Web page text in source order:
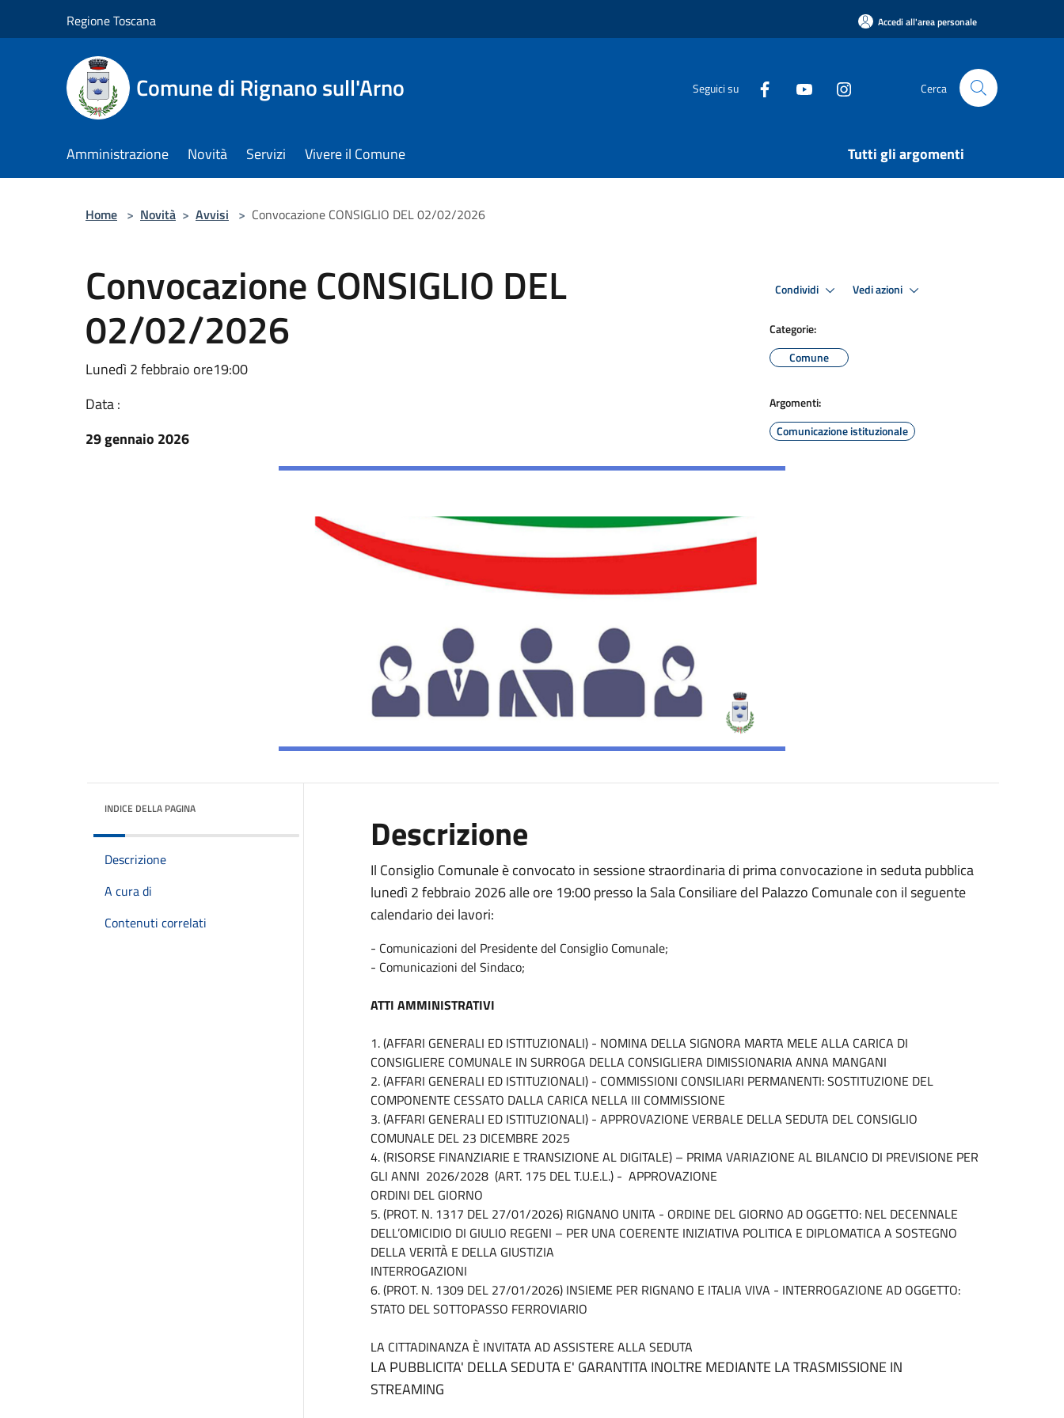
Regione Toscana Accedi all'area personale
Comune di Rignano sull'Arno Seguici su Cerca
Amministrazione Novità Servizi Vivere il Comune Tutti gli argomenti
Home > Novità > Avvisi > Convocazione CONSIGLIO DEL 02/02/2026
Convocazione CONSIGLIO DEL
02/02/2026
Lunedì 2 febbraio ore19:00
Data :
29 gennaio 2026
Condividi Vedi azioni
Categorie:
Comune
Argomenti:
Comunicazione istituzionale
INDICE DELLA PAGINA
Descrizione
A cura di
Contenuti correlati
Descrizione
Il Consiglio Comunale è convocato in sessione straordinaria di prima convocazione in seduta pubblica
lunedì2 febbraio 2026alle ore 19:00 presso la Sala Consiliare del Palazzo Comunale con il seguente
calendario dei lavori:
- Comunicazioni del Presidente del Consiglio Comunale;
- Comunicazioni del Sindaco;
ATTI AMMINISTRATIVI
1. (AFFARI GENERALI ED ISTITUZIONALI) - NOMINA DELLA SIGNORA MARTA MELE ALLA CARICA DI
CONSIGLIERE COMUNALE IN SURROGA DELLA CONSIGLIERA DIMISSIONARIA ANNA MANGANI
2. (AFFARI GENERALI ED ISTITUZIONALI) - COMMISSIONI CONSILIARI PERMANENTI: SOSTITUZIONE DEL
COMPONENTE CESSATO DALLA CARICA NELLA III COMMISSIONE
3. (AFFARI GENERALI ED ISTITUZIONALI) - APPROVAZIONE VERBALE DELLA SEDUTA DEL CONSIGLIO
COMUNALE DEL 23 DICEMBRE 2025
4. (RISORSE FINANZIARIE E TRANSIZIONE AL DIGITALE) – PRIMA VARIAZIONE AL BILANCIO DI PREVISIONE PER
GLI ANNI 2026/2028 (ART. 175 DEL T.U.E.L.) - APPROVAZIONE
ORDINI DEL GIORNO
5. (PROT. N. 1317 DEL 27/01/2026) RIGNANO UNITA - ORDINE DEL GIORNO AD OGGETTO: NEL DECENNALE
DELL’OMICIDIO DI GIULIO REGENI – PER UNA COERENTE INIZIATIVA POLITICA E DIPLOMATICA A SOSTEGNO
DELLA VERITÀ E DELLA GIUSTIZIA
INTERROGAZIONI
6. (PROT. N. 1309 DEL 27/01/2026) INSIEME PER RIGNANO E ITALIA VIVA - INTERROGAZIONE AD OGGETTO:
STATO DEL SOTTOPASSO FERROVIARIO
LA CITTADINANZA È INVITATA AD ASSISTERE ALLA SEDUTA
LA PUBBLICITA' DELLA SEDUTA E' GARANTITA INOLTRE MEDIANTE LA TRASMISSIONE IN
STREAMING